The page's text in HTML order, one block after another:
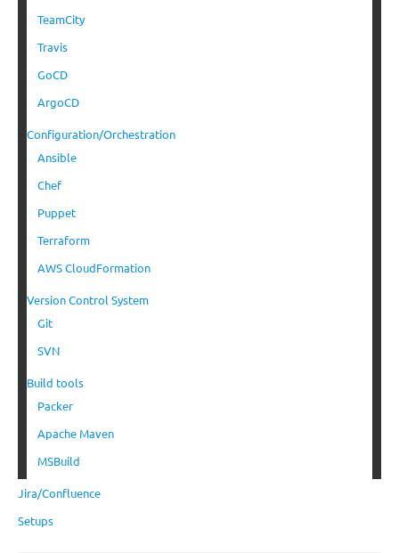
TeamCity
Travis
GoCD
ArgoCD
Configuration/Orchestration
Ansible
Chef
Puppet
Terraform
AWS CloudFormation
Version Control System
Git
SVN
Build tools
Packer
Apache Maven
MSBuild
Jira/Confluence
Setups